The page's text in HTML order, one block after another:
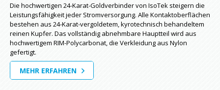
Die hochwertigen 24-Karat-Goldverbinder von IsoTek steigern die
Leistungsfähigkeit jeder Stromversorgung. Alle Kontaktoberflächen
bestehen aus 24-Karat-vergoldetem, kyrotechnisch behandeltem
reinen Kupfer. Das vollständig abnehmbare Hauptteil wird aus
hochwertigem RIM-Polycarbonat, die Verkleidung aus Nylon
gefertigt.
MEHR ERFAHREN